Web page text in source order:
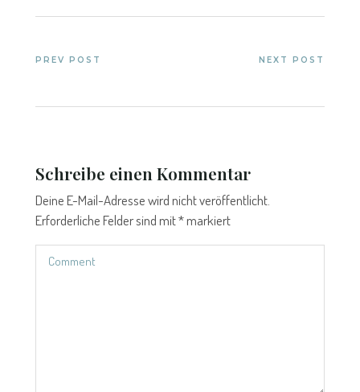
PREV POST NEXT POST
Schreibe einen Kommentar
Deine E-Mail-Adresse wird nicht veröffentlicht.
Erforderliche Felder sind mit*markiert